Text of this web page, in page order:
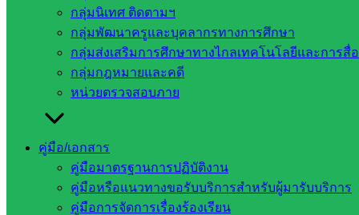
กลุ่มนิเทศ ติดตามฯ
กลุ่มพัฒนาครูและบุคลากรทางการศึกษา
กลุ่มส่งเสริมการศึกษาทางไกลเทคโนโลยีและการสื่
กลุ่มกฎหมายและคดี
หน่วยตรวจสอบภาย
คู่มือ/เอกสาร
คู่มือมาตรฐานการปฏิบัติงาน
คู่มือหรือแนวทางขอรับบริการสำหรับผู้มารับบริการ
คู่มือการจัดการเรื่องร้องเรียน